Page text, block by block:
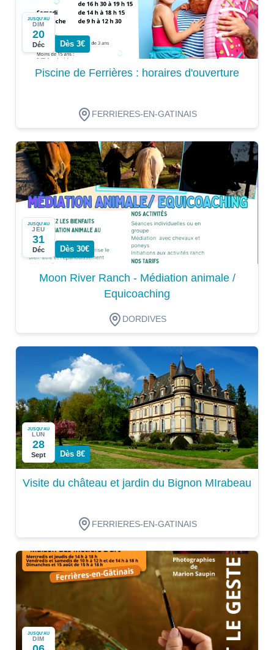
JUSQU'AU
DIM
20
Déc Dès 3€
Piscine de Ferrières : horaires d'ouverture
FERRIERES-EN-GATINAIS
JUSQU'AU
JEU
31
Déc Dès 30€
Moon River Ranch - Médiation animale /
Equicoaching
DORDIVES
JUSQU'AU
LUN
28
Sept Dès 8€
Visite du château et jardin du Bignon MIrabeau
FERRIERES-EN-GATINAIS
JUSQU'AU
DIM